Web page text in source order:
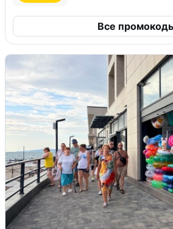
Все